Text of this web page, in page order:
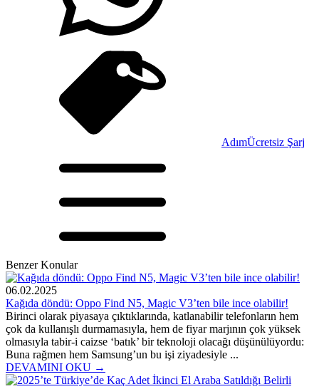
AdımÜcretsiz Şarj
Benzer Konular
06.02.2025
Kağıda döndü: Oppo Find N5, Magic V3’ten bile ince olabilir!
Birinci olarak piyasaya çıktıklarında, katlanabilir telefonların hem
çok da kullanışlı durmamasıyla, hem de fiyar marjının çok yüksek
olmasıyla tabir-i caizse ‘batık’ bir teknoloji olacağı düşünülüyordu:
Buna rağmen hem Samsung’un bu işi ziyadesiyle ...
DEVAMINI OKU →